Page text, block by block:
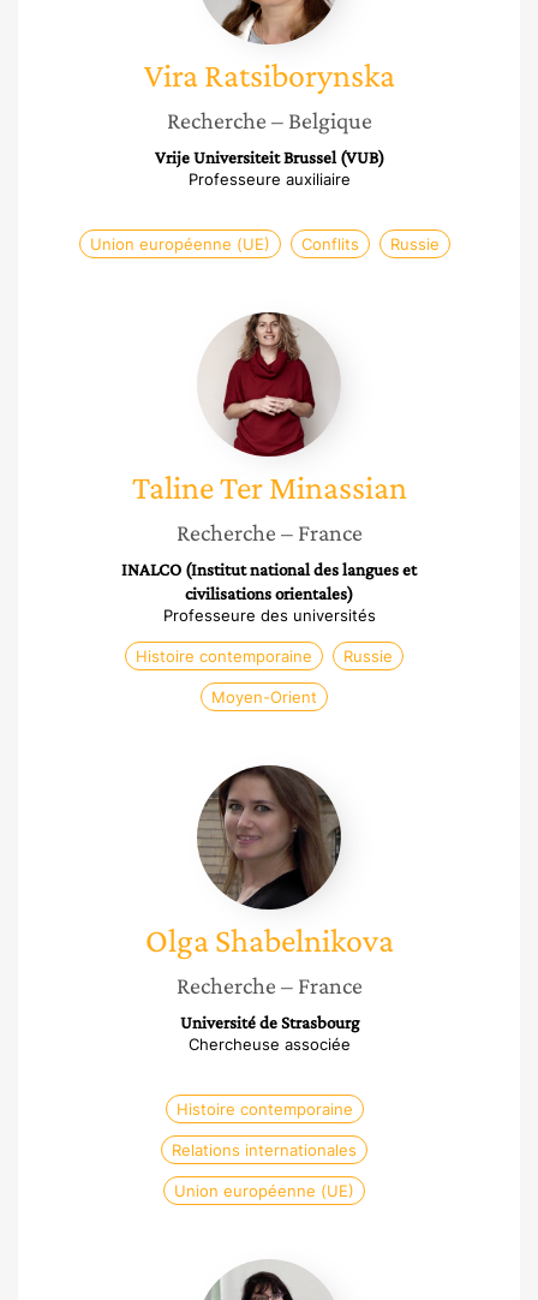
Vira Ratsiborynska
Recherche – Belgique
Vrije Universiteit Brussel (VUB)
Professeure auxiliaire
Union européenne (UE) Conflits Russie
Taline
Ter
Minassian
TalineTer Minassian
Recherche – France
INALCO (Institut national des langues et
civilisations orientales)
Professeure des universités
Histoire contemporaine Russie
Moyen-Orient
Olga
Shabelnikova
Olga Shabelnikova
Recherche – France
Université de Strasbourg
Chercheuse associée
Histoire contemporaine
Relations internationales
Union européenne (UE)
Françoise
Daucé